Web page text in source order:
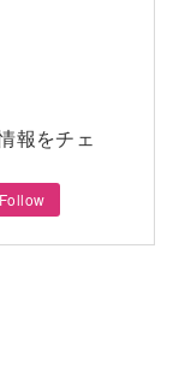
報をチェ
Follow